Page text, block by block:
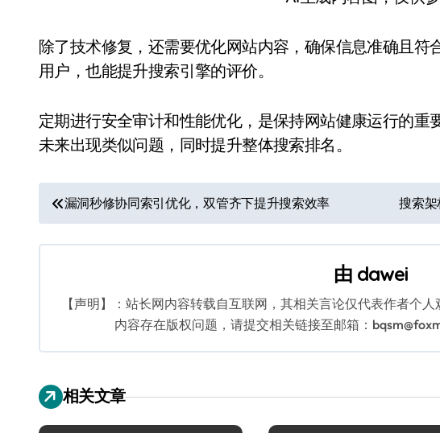
除了技术修复，还需要优化网站内容，确保信息准确且符
用户，也能提升搜索引擎的评价。
定期进行安全审计和性能优化，是保持网站健康运行的重
未来出现类似问题，同时提升整体搜索排名。
文
章
漏洞秒修协同索引优化，双管齐下提升搜索效率 搜索
由 dawei
【声明】：站长网内容转载自互联网，其相关言论仅代表作者个
内容存在版权问题，请提交相关链接至邮箱：
相关文章